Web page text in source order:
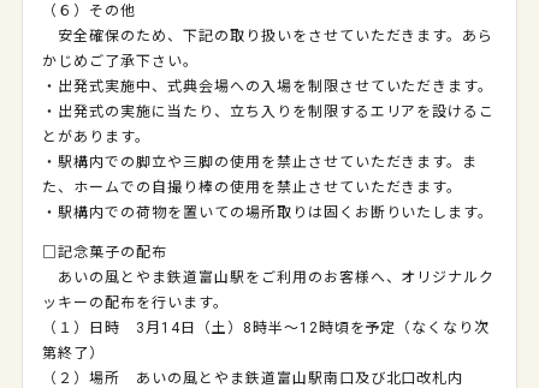
（６）その他
安全確保のため、下記の取り扱いをさせていただきます。あら
かじめご了承下さい。
・出発式実施中、式典会場への入場を制限させていただきます。
・出発式の実施に当たり、立ち入りを制限するエリアを設けるこ
とがあります。
・駅構内での脚立や三脚の使用を禁止させていただきます。ま
た、ホームでの自撮り棒の使用を禁止させていただきます。
・駅構内での荷物を置いての場所取りは固くお断りいたします。
□記念菓子の配布
あいの風とやま鉄道富山駅をご利用のお客様へ、オリジナルク
ッキーの配布を行います。
（１）日時 3月14日（土）8時半～12時頃を予定（なくなり次
第終了）
（２）場所 あいの風とやま鉄道富山駅南口及び北口改札内